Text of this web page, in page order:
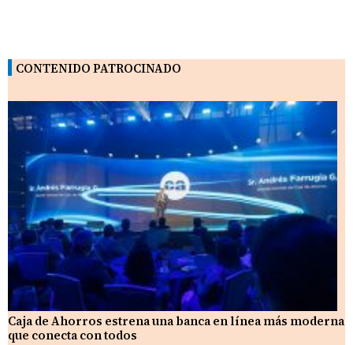
CONTENIDO PATROCINADO
Caja de Ahorros estrena una banca en línea más moderna
que conecta con todos